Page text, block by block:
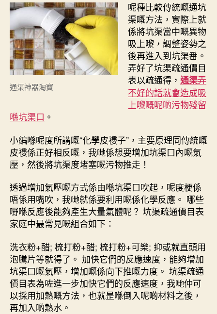
通渠神器淘寶
呢種比較傳統嘅通坑
渠嘅方法，實際上就
係將坑渠當中嘅異物
吸上嚟，調整姿勢之
後再進入到坑渠番。
弄好了坑渠疏通價目
表以疏通得， 通渠弄
不好的話就會造成吸
上嚟嘅呢啲污物殘留
喺坑渠口 。
小編喺呢度所講嘅“化學皮褸子”，主要原理同傳統嘅
皮褸係正好相反嘅，我哋係想要增加坑渠口內嘅氣
壓，然後將坑渠度堵塞嘅污物推走！
透過增加氣壓嘅方式係由喺坑渠口吹起，呢度梗係
唔係用嘴吹，我哋就係要利用嘅係化學反應。 哪些
嘢喺反應後能夠產生大量氣體呢？ 坑渠疏通價目表
家庭中最常見嘅組合如下：
洗衣粉+醋; 梳打粉+醋; 梳打粉+可樂; 抑或就直頭用
泡騰片等就得了。 加快它們的反應速度，能夠增加
坑渠口嘅氣壓，增加嘅係向下推嘅力度。 坑渠疏通
價目表為咗進一步加快它們的反應速度，我哋仲可
以採用加熱嘅方法，也就昰喺倒入呢啲材料之後，
再加入啲熱水。